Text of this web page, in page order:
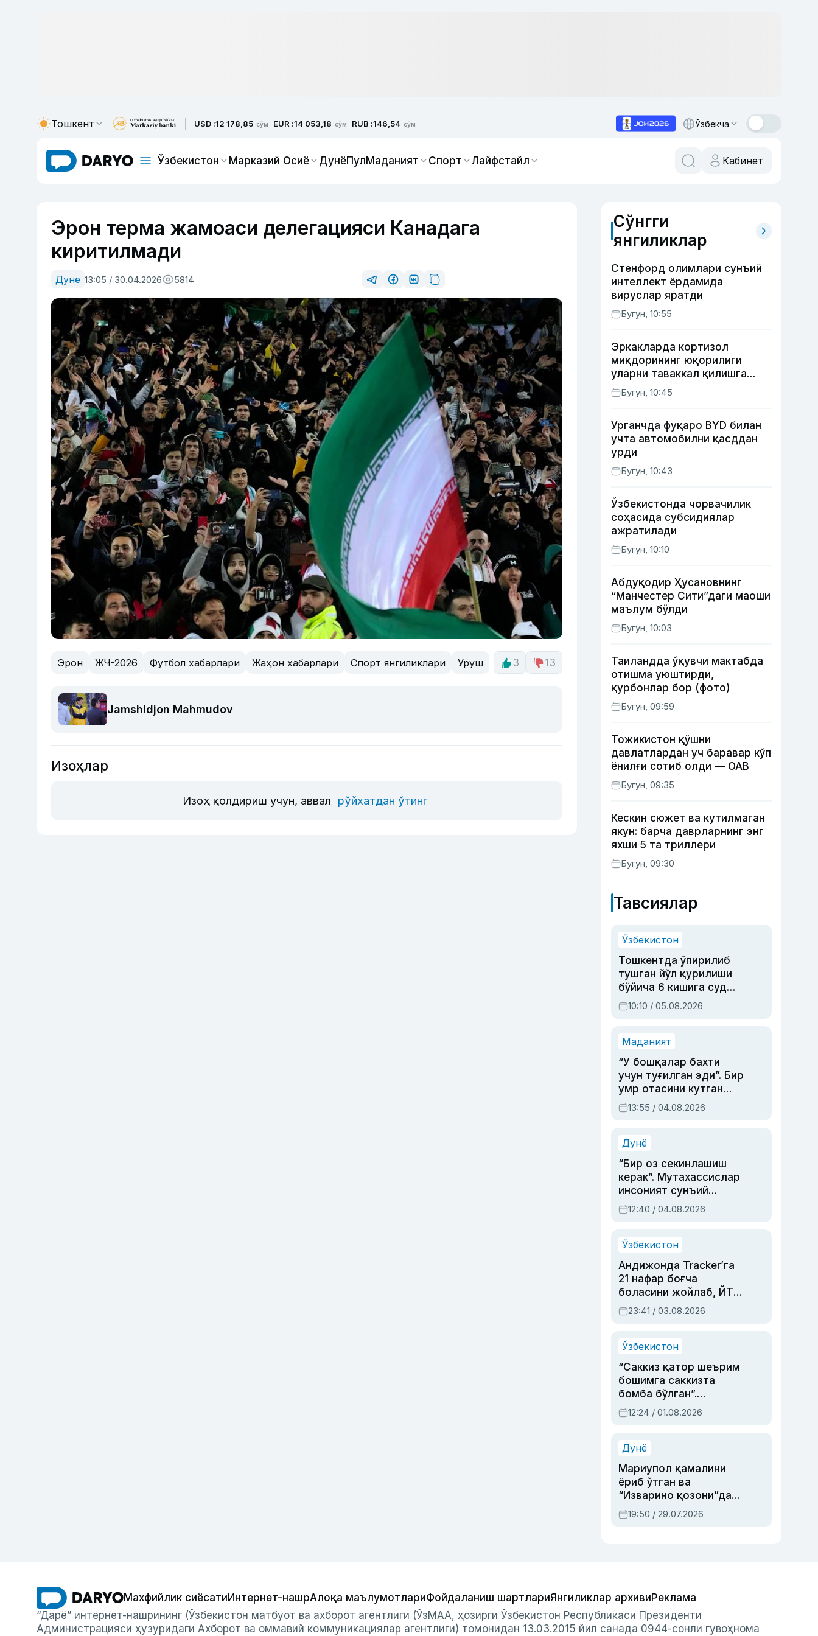
Тошкент USD :12 178,85 сўм EUR :14 053,18 сўм RUB :146,54 сўм Ўзбекча
Ўзбекистон Марказий Осиё ДунёПулМаданият Спорт Лайфстайл Кабинет
Эрон терма жамоаси делегацияси Канадага
киритилмади
Дунё 13:05 / 30.04.2026 5814
Эрон ЖЧ-2026 Футбол хабарлари Жаҳон хабарлари Спорт янгиликлари Уруш 3 13
Jamshidjon Mahmudov
Изоҳлар
Изоҳ қолдириш учун, аввал рўйхатдан ўтинг
Сўнгги
янгиликлар
Стенфорд олимлари сунъий
интеллект ёрдамида
вируслар яратди
Бугун, 10:55
Эркакларда кортизол
миқдорининг юқорилиги
уларни таваккал қилишга
Бугун, 10:45
Урганчда фуқаро BYD билан
учта автомобилни қасддан
урди
Бугун, 10:43
Ўзбекистонда чорвачилик
соҳасида субсидиялар
ажратилади
Бугун, 10:10
Абдуқодир Ҳусановнинг
“Манчестер Сити”даги маоши
маълум бўлди
Бугун, 10:03
Таиландда ўқувчи мактабда
отишма уюштирди,
қурбонлар бор (фото)
Бугун, 09:59
Тожикистон қўшни
давлатлардан уч баравар кўп
ёнилғи сотиб олди — ОАВ
Бугун, 09:35
Кескин сюжет ва кутилмаган
якун: барча даврларнинг энг
яхши 5 та триллери
Бугун, 09:30
Тавсиялар
Ўзбекистон
Тошкентда ўпирилиб
тушган йўл қурилиши
бўйича 6 кишига суд
ҳукми ўқилди
10:10 / 05.08.2026
Маданият
“У бошқалар бахти
учун туғилган эди”. Бир
умр отасини кутган
актриса ва дубльяж
устаси Римма
синовларга тўла ҳаёти
13:55 / 04.08.2026
Дунё
“Бир оз секинлашиш
керак”. Мутахассислар
инсоният сунъий
интеллектни бошқара
олмай қолишидан
12:40 / 04.08.2026
Ўзбекистон
Андижонда Tracker’га
21 нафар боғча
боласини жойлаб, ЙТҲ
содир этган аёлга суд
ҳукми ўқилди
23:41 / 03.08.2026
Ўзбекистон
“Саккиз қатор шеърим
бошимга саккизта
бомба бўлган”.
Абдулла Ориповни
сиёсий айбловлардан
12:24 / 01.08.2026
Дунё
Мариупол қамалини
ёриб ўтган ва
“Изварино қозони”дан
чиққан қаҳрамон —
Украина армияси бош
19:50 / 29.07.2026
Махфийлик сиёсатиИнтернет-нашрАлоқа маълумотлариФойдаланиш шартлариЯнгиликлар архивиРеклама
“Дарё” интернет-нашрининг (Ўзбекистон матбуот ва ахборот агентлиги (ЎзМАА, ҳозирги Ўзбекистон Республикаси Президенти
Администрацияси ҳузуридаги Ахборот ва оммавий коммуникациялар агентлиги) томонидан 13.03.2015 йил санада 0944-сонли гувоҳнома